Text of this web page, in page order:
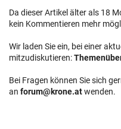
Da dieser Artikel älter als 18
kein Kommentieren mehr
Wir laden Sie ein, bei einer
mitzudiskutieren:
Bei Fragen können Sie sich
an forum@krone.atwenden.